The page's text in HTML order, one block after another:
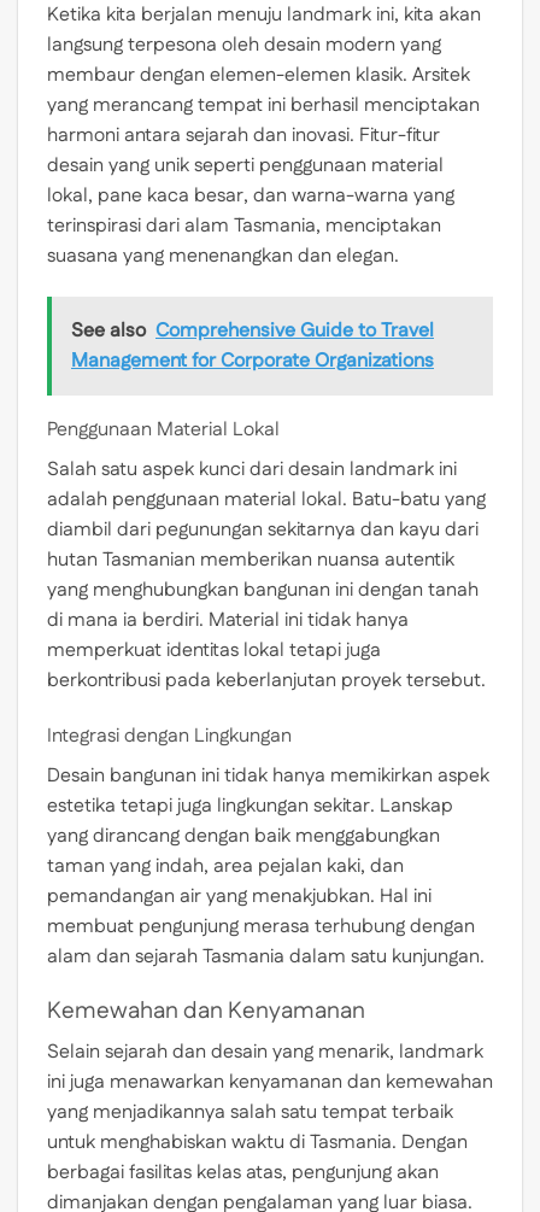
Ketika kita berjalan menuju landmark ini, kita akan
langsung terpesona oleh desain modern yang
membaur dengan elemen-elemen klasik. Arsitek
yang merancang tempat ini berhasil menciptakan
harmoni antara sejarah dan inovasi. Fitur-fitur
desain yang unik seperti penggunaan material
lokal, pane kaca besar, dan warna-warna yang
terinspirasi dari alam Tasmania, menciptakan
suasana yang menenangkan dan elegan.
See also Comprehensive Guide to Travel
Management for Corporate Organizations
Penggunaan Material Lokal
Salah satu aspek kunci dari desain landmark ini
adalah penggunaan material lokal. Batu-batu yang
diambil dari pegunungan sekitarnya dan kayu dari
hutan Tasmanian memberikan nuansa autentik
yang menghubungkan bangunan ini dengan tanah
di mana ia berdiri. Material ini tidak hanya
memperkuat identitas lokal tetapi juga
berkontribusi pada keberlanjutan proyek tersebut.
Integrasi dengan Lingkungan
Desain bangunan ini tidak hanya memikirkan aspek
estetika tetapi juga lingkungan sekitar. Lanskap
yang dirancang dengan baik menggabungkan
taman yang indah, area pejalan kaki, dan
pemandangan air yang menakjubkan. Hal ini
membuat pengunjung merasa terhubung dengan
alam dan sejarah Tasmania dalam satu kunjungan.
Kemewahan dan Kenyamanan
Selain sejarah dan desain yang menarik, landmark
ini juga menawarkan kenyamanan dan kemewahan
yang menjadikannya salah satu tempat terbaik
untuk menghabiskan waktu di Tasmania. Dengan
berbagai fasilitas kelas atas, pengunjung akan
dimanjakan dengan pengalaman yang luar biasa.